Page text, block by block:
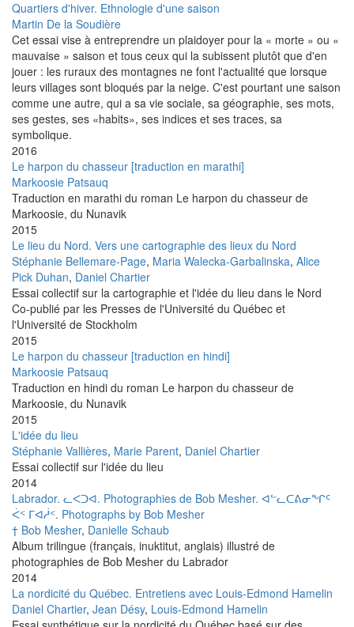
Quartiers d'hiver. Ethnologie d'une saison
Martin De la Soudière
Cet essai vise à entreprendre un plaidoyer pour la « morte » ou «
mauvaise » saison et tous ceux qui la subissent plutôt que d'en
jouer : les ruraux des montagnes ne font l'actualité que lorsque
leurs villages sont bloqués par la neige. C'est pourtant une saison
comme une autre, qui a sa vie sociale, sa géographie, ses mots,
ses gestes, ses «habits», ses indices et ses traces, sa
symbolique.
2016
Le harpon du chasseur [traduction en marathi]
Markoosie Patsauq
Traduction en marathi du roman Le harpon du chasseur de
Markoosie, du Nunavik
2015
Le lieu du Nord. Vers une cartographie des lieux du Nord
Stéphanie Bellemare-Page, Maria Walecka-Garbalinska, Alice
Pick Duhan, Daniel Chartier
Essai collectif sur la cartographie et l'idée du lieu dans le Nord
Co-publié par les Presses de l'Université du Québec et
l'Université de Stockholm
2015
Le harpon du chasseur [traduction en hindi]
Markoosie Patsauq
Traduction en hindi du roman Le harpon du chasseur de
Markoosie, du Nunavik
2015
L'idée du lieu
Stéphanie Vallières, Marie Parent, Daniel Chartier
Essai collectif sur l'idée du lieu
2014
Labrador. ᓚᐸᑐᐊ. Photographies de Bob Mesher. ᐊᓪᓚᑕᕕᓂᖏᑦ
ᐹᑉ ᒥᐊᓲᑉ. Photographs by Bob Mesher
† Bob Mesher, Danielle Schaub
Album trilingue (français, inuktitut, anglais) illustré de
photographies de Bob Mesher du Labrador
2014
La nordicité du Québec. Entretiens avec Louis-Edmond Hamelin
Daniel Chartier, Jean Désy, Louis-Edmond Hamelin